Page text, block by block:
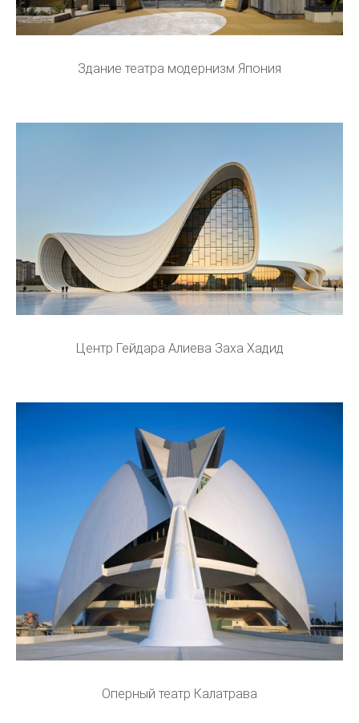
Здание театра модернизм Япония
Центр Гейдара Алиева Заха Хадид
Оперный театр Калатрава